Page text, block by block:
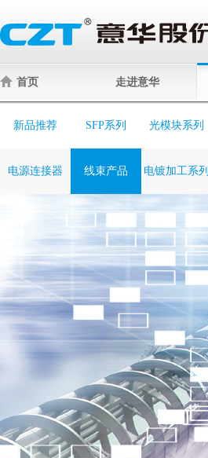
首页 走进意华
新品推荐 SFP系列 光模块系列
电源连接器
线束产品 电镀加工系列